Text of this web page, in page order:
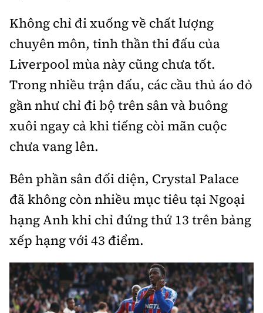
Không chỉ đi xuống về chất lượng
chuyên môn, tinh thần thi đấu của
Liverpool mùa này cũng chưa tốt.
Trong nhiều trận đấu, các cầu thủ áo đỏ
gần như chỉ đi bộ trên sân và buông
xuôi ngay cả khi tiếng còi mãn cuộc
chưa vang lên.
Bên phần sân đối diện, Crystal Palace
đã không còn nhiều mục tiêu tại Ngoại
hạng Anh khi chỉ đứng thứ 13 trên bảng
xếp hạng với 43 điểm.